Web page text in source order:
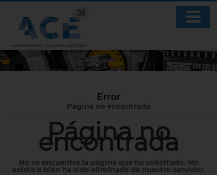
Error
Página no encontrada
Página no
encontrada
No se encuentra la página que ha solicitado. No
existe o bien ha sido eliminada de nuestro servidor.